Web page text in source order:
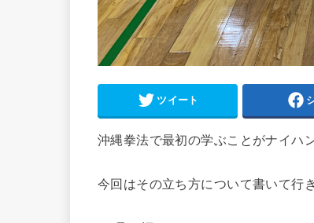
ツイート
沖縄拳法で最初の学ぶことがナイハ
今回はその立ち方について書いて行